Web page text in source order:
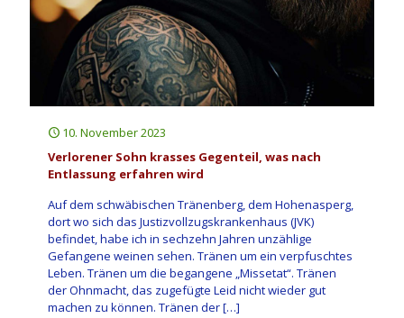
10. November 2023
Verlorener Sohn krasses Gegenteil, was nach
Entlassung erfahren wird
Auf dem schwäbischen Tränenberg, dem Hohenasperg,
dort wo sich das Justizvollzugskrankenhaus (JVK)
befindet, habe ich in sechzehn Jahren unzählige
Gefangene weinen sehen. Tränen um ein verpfuschtes
Leben. Tränen um die begangene „Missetat“. Tränen
der Ohnmacht, das zugefügte Leid nicht wieder gut
machen zu können. Tränen der[…]